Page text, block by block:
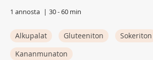
1 annosta 30 - 60 min
Alkupalat Gluteeniton
Sokeriton
Kananmunaton